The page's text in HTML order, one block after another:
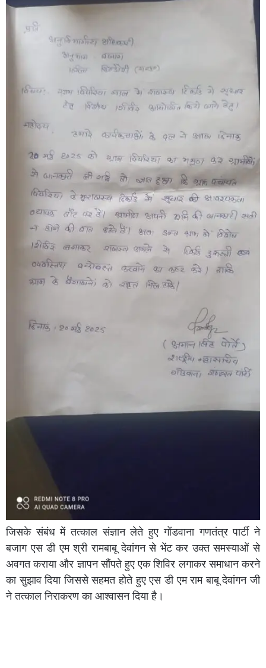
जिसके संबंध में तत्काल संज्ञान लेते हुए गोंडवाना गणतंत्र पार्टी ने
बजाग एस डी एम श्री रामबाबू देवांगन से भेंट कर उक्त समस्याओं से
अवगत कराया और ज्ञापन सौंपते हुए एक शिविर लगाकर समाधान करने
का सुझाव दिया जिससे सहमत होते हुए एस डी एम राम बाबू देवांगन जी
ने तत्काल निराकरण का आश्वासन दिया है।